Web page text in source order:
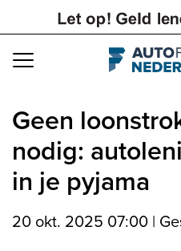
Navigation
Geen
nodig:
in je pyjama
20 okt. 2025 07:00 |